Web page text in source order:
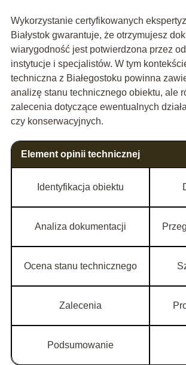
Wykorzystanie certyfikowanych
Białystok gwarantuje, że otrzymujesz
wiarygodność jest potwierdzona przez
instytucje i specjalistów. W tym
techniczna z Białegostoku powinna
analizę stanu technicznego obiektu, ale
zalecenia dotyczące ewentualnych
czy konserwacyjnych.
Element opinii technicznej
Identyfikacja obiektu
Analiza dokumentacji
Ocena stanu technicznego
Zalecenia
Podsumowanie